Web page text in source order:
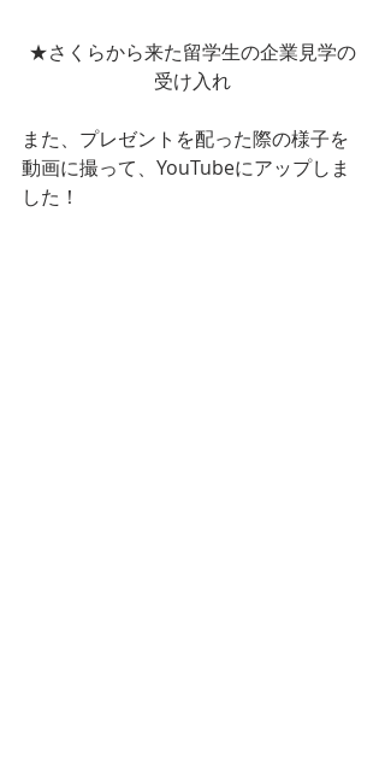
★さくらから来た留学生の企業見学の
受け入れ
また、プレゼントを配った際の様子を
動画に撮って、YouTubeにアップしま
した！